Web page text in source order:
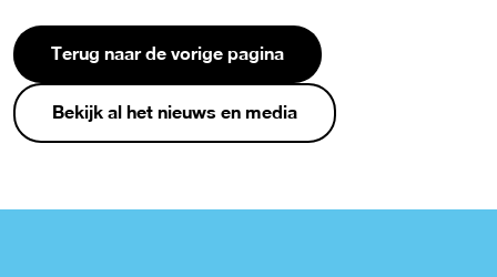
Terug naar de vorige pagina
Bekijk al het nieuws en media